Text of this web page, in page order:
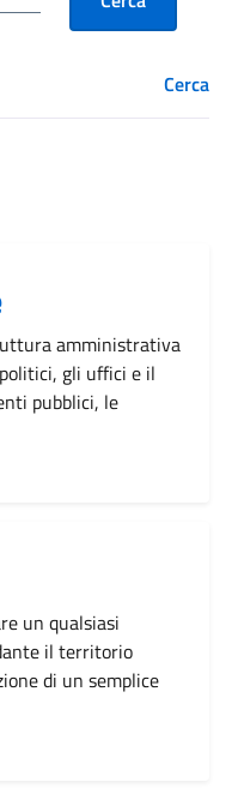
Cerca
amministrativa
gli uffici e il
pubblici, le
un qualsiasi
il territorio
di un semplice